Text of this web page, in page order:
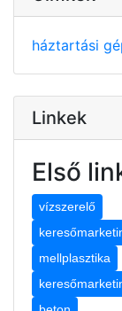
háztartási
Linkek
Első
vízszerelő
mellplasztika